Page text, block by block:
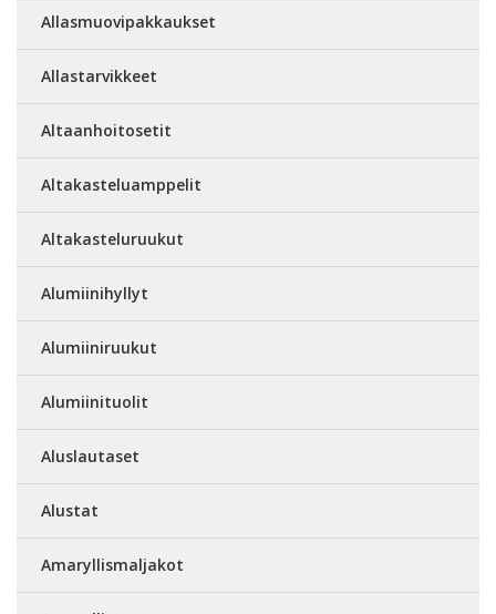
Allasmuovipakkaukset
Allastarvikkeet
Altaanhoitosetit
Altakasteluamppelit
Altakasteluruukut
Alumiinihyllyt
Alumiiniruukut
Alumiinituolit
Aluslautaset
Alustat
Amaryllismaljakot